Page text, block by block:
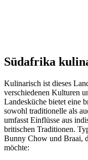
Südafrika
Kulinarisch ist dieses
verschiedenen Kulturen
Landesküche bietet eine
sowohl traditionelle als
umfasst Einflüsse aus
britischen Traditionen.
Bunny Chow und Braai,
möchte: